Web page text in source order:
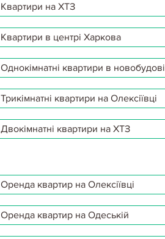
Квартири на ХТЗ
Квартири в центрі Харкова
Однокімнатні квартири в новобудові
Трикімнатні квартири на Олексіївці
Двокімнатні квартири на ХТЗ
Оренда квартир на Олексіївці
Оренда квартир на Одеській